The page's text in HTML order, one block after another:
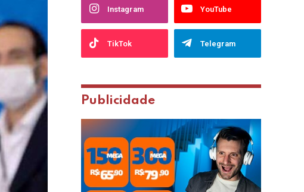
Instagram YouTube
TikTok Telegram
Publicidade